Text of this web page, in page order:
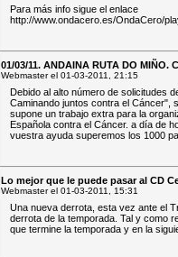
Para más info sigue el enlace
http://www.ondacero.es/OndaCero/
01/03/11. ANDAINA RUTA DO MIÑO.
Webmaster el 01-03-2011, 21:15
Debido al alto número de solicitudes
Caminando juntos contra el Cáncer",
supone un trabajo extra para la
Española contra el Cáncer. a día de
vuestra ayuda superemos los 1000
Lo mejor que le puede pasar al CD
Webmaster el 01-03-2011, 15:31
Una nueva derrota, esta vez ante el
derrota de la temporada. Tal y como
que termine la temporada y en la